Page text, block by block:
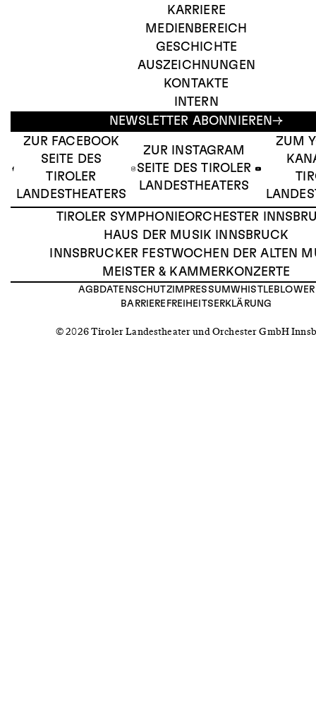
KARRIERE
MEDIENBEREICH
GESCHICHTE
AUSZEICHNUNGEN
KONTAKTE
INTERN
NEWSLETTER ABONNIEREN
ZUR FACEBOOK
SEITE DES
TIROLER
LANDESTHEATERS
ZUR INSTAGRAM
SEITE DES TIROLER
LANDESTHEATERS
ZUM
TIROLER SYMPHONIEORCHESTER
HAUS DER MUSIK INNSBRUCK
INNSBRUCKER FESTWOCHEN DER ALTEN
MEISTER & KAMMERKONZERTE
AGB DATENSCHUTZIMPRESSUMWHISTLEBLOWER
BARRIEREFREIHEITSERKLÄRUNG
© 2026 Tiroler Landestheater und Orchester GmbH